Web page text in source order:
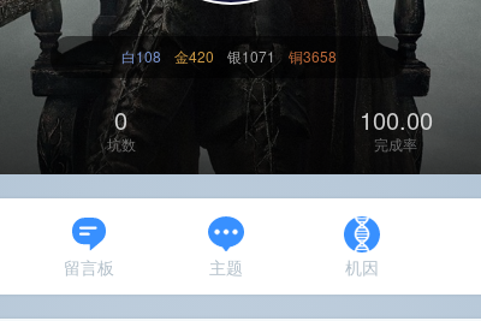
白108 金420 银1071 铜3658
0
坑数
100.00
完成率
留言板 主题 机因